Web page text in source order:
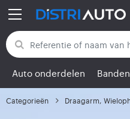
Terug naar categorieën
Auto onderdelen Banden
Categorieën Draagarm,